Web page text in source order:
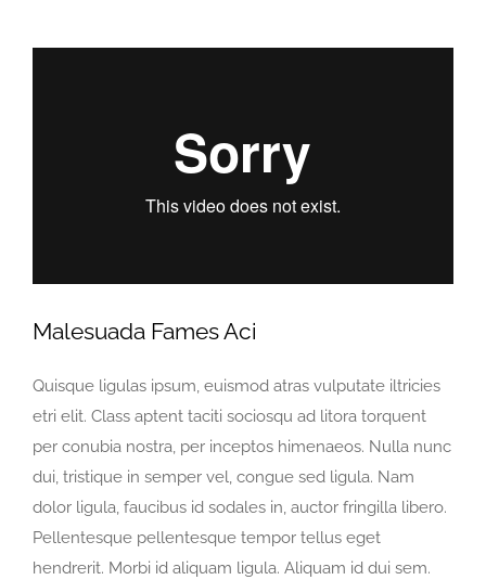
Malesuada Fames Aci
Quisque ligulas ipsum, euismod atras vulputate iltricies
etri elit. Class aptent taciti sociosqu ad litora torquent
per conubia nostra, per inceptos himenaeos. Nulla nunc
dui, tristique in semper vel, congue sed ligula. Nam
dolor ligula, faucibus id sodales in, auctor fringilla libero.
Pellentesque pellentesque tempor tellus eget
hendrerit. Morbi id aliquam ligula. Aliquam id dui sem.